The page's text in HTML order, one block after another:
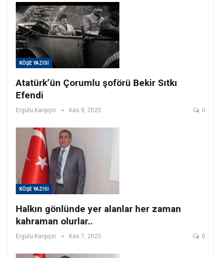
KÖŞE YAZISI
Atatürk’ün Çorumlu şoförü Bekir Sıtkı
Efendi
Ergülü Karipçin Kas 9, 2025 0
KÖŞE YAZISI
Halkın gönlünde yer alanlar her zaman
kahraman olurlar..
Ergülü Karipçin Kas 7, 2025 0